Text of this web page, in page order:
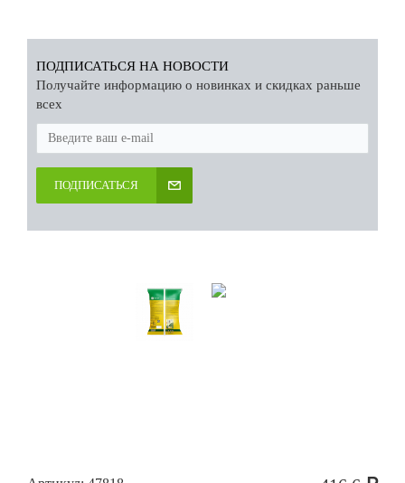
ПОДПИСАТЬСЯ НА НОВОСТИ
Получайте информацию о новинках и скидках раньше
всех
ПОДПИСАТЬСЯ